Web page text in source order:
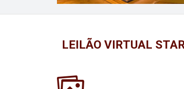
LEILÃO VIRTUAL